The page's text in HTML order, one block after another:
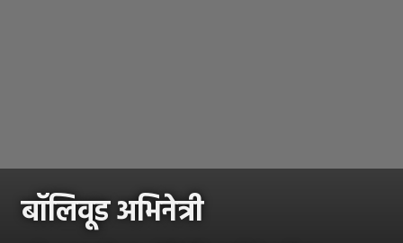
बॉलिवूड अभिनेत्री